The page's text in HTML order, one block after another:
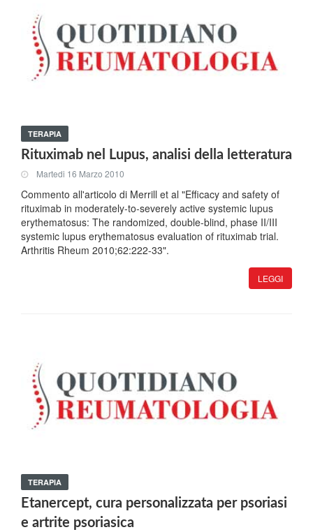
TERAPIA
Rituximab nel Lupus, analisi della letteratura
Martedi 16 Marzo 2010
Commento all'articolo di Merrill et al "Efficacy and safety of
rituximab in moderately-to-severely active systemic lupus
erythematosus: The randomized, double-blind, phase II/III
systemic lupus erythematosus evaluation of rituximab trial.
Arthritis Rheum 2010;62:222-33".
LEGGI
TERAPIA
Etanercept, cura personalizzata per psoriasi
e artrite psoriasica